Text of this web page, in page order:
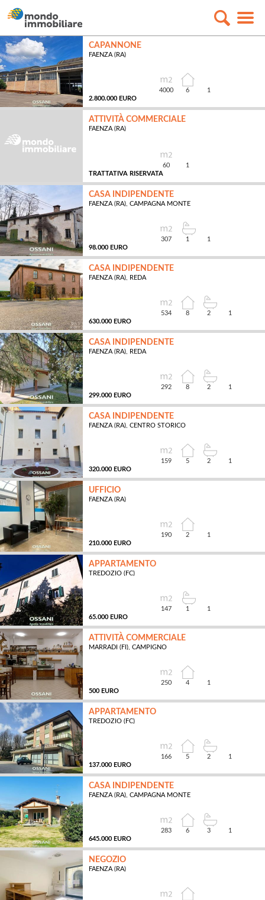
CAPANNONE
FAENZA (RA)
2.800.000 EURO
4000 6 1
ATTIVITÀ COMMERCIALE
FAENZA (RA)
TRATTATIVA RISERVATA
60 1
CASA INDIPENDENTE
FAENZA (RA), CAMPAGNA MONTE
98.000 EURO
307 1 1
CASA INDIPENDENTE
FAENZA (RA), REDA
630.000 EURO
534 8 2 1
CASA INDIPENDENTE
FAENZA (RA), REDA
299.000 EURO
292 8 2 1
CASA INDIPENDENTE
FAENZA (RA), CENTRO STORICO
320.000 EURO
159 5 2 1
UFFICIO
FAENZA (RA)
210.000 EURO
190 2 1
APPARTAMENTO
TREDOZIO (FC)
65.000 EURO
147 1 1
ATTIVITÀ COMMERCIALE
MARRADI (FI), CAMPIGNO
500 EURO
250 4 1
APPARTAMENTO
TREDOZIO (FC)
137.000 EURO
166 5 2 1
CASA INDIPENDENTE
FAENZA (RA), CAMPAGNA MONTE
645.000 EURO
283 6 3 1
NEGOZIO
FAENZA (RA)